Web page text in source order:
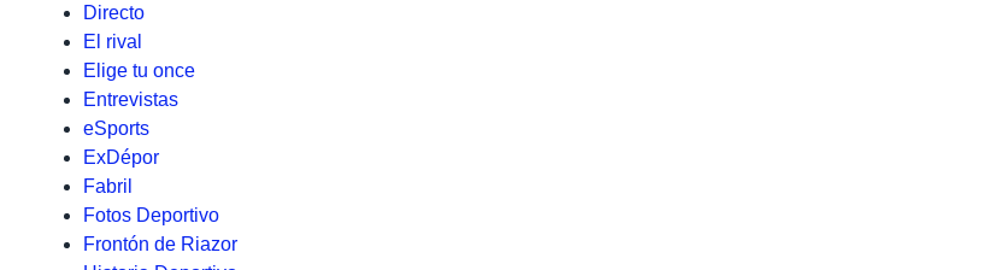
Directo
El rival
Elige tu once
Entrevistas
eSports
ExDépor
Fabril
Fotos Deportivo
Frontón de Riazor